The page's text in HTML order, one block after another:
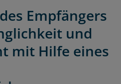
Empfängers
und
mit Hilfe eines